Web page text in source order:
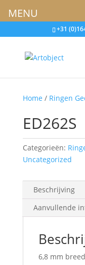
+31
Home / Ringen
ED262S
Categorieën:
Uncategorized
Beschrijving
Aanvullende
6,8 mm breed
MENU